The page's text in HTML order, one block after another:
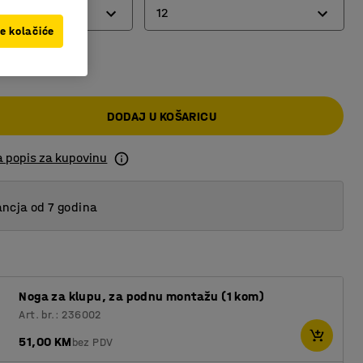
12
24
DODAJ U KOŠARICU
popis za kupovinu
od 7 godina
Noga za klupu, za podnu montažu (1 kom)
Art. br.: 236002
51,00 KMbez PDV
kolačiće